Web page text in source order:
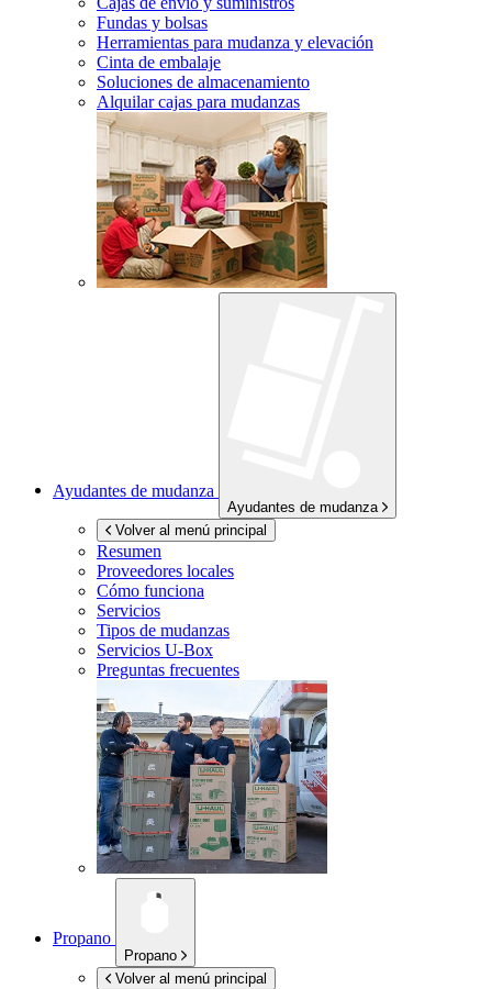
Fundas y bolsas
Herramientas para mudanza y elevación
Cinta de embalaje
Soluciones de almacenamiento
Alquilar cajas para mudanzas
Ayudantes de mudanza
Ayudantes de mudanza
Volver al menú principal
Resumen
Proveedores locales
Cómo funciona
Servicios
Tipos de mudanzas
Servicios U-Box
Preguntas frecuentes
Propano
Propano
Volver al menú principal